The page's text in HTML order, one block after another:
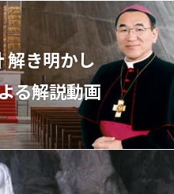
解き明かし
る解説動画